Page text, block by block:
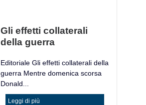
Gli effetti collaterali
della guerra
Editoriale Gli effetti collaterali della
guerra Mentre domenica scorsa
Donald...
Leggi di più